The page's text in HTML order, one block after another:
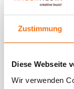
Zustimmung
Diese Webseite
Wir verwenden
E-Mail